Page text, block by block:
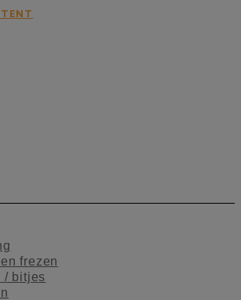
frezen
/ bitjes